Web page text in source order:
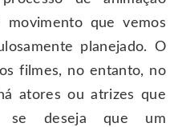
movimento que vemos
planejado. O
filmes, no entanto, no
atores ou atrizes que
se deseja que um